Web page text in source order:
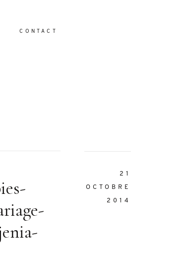
CONTACT
21
OCTOBRE
2014